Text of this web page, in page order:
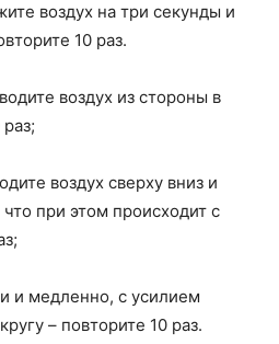
воздух на три секунды и
10 раз.
воздух из стороны в
воздух сверху вниз и
при этом происходит с
и медленно, с усилием
– повторите 10 раз.